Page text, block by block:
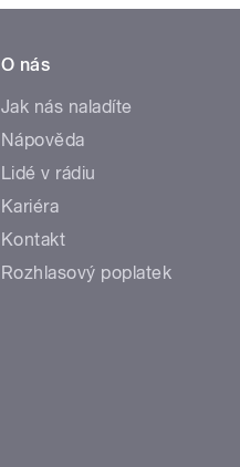
O nás
Jak nás naladíte
Nápověda
Lidé v rádiu
Kariéra
Kontakt
Rozhlasový poplatek